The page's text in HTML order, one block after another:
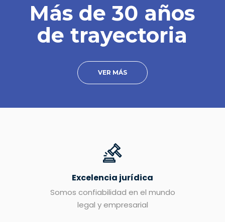
VER MÁS
Más de 30 años
de trayectoria
Excelencia jurídica
Somos confiabilidad en el mundo
legal y empresarial